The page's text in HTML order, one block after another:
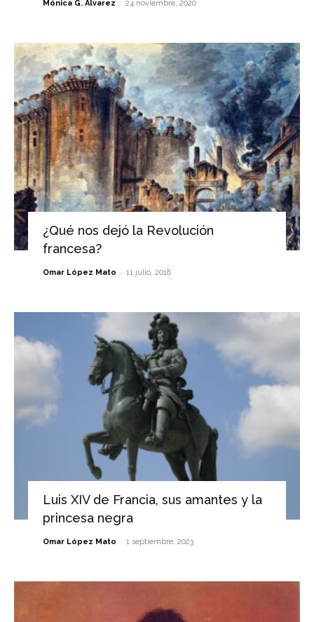
Mónica G. Álvarez - 24 noviembre, 2020
¿Qué nos dejó la Revolución
francesa?
Omar López Mato - 11 julio, 2018
Luis XIV de Francia, sus amantes y la
princesa negra
Omar López Mato - 1 septiembre, 2023